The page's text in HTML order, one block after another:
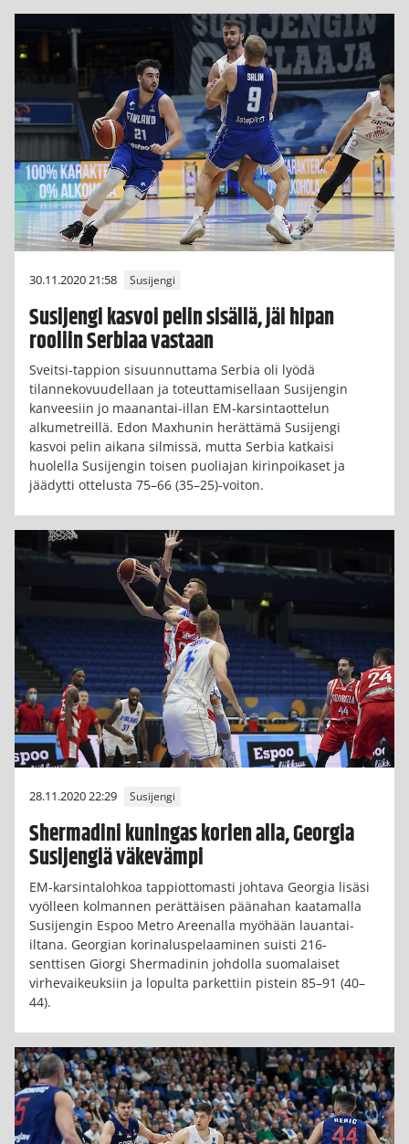
30.11.2020 21:58 Susijengi
Susijengi kasvoi pelin sisällä, jäi hipan
rooliin Serbiaa vastaan
Sveitsi-tappion sisuunnuttama Serbia oli lyödä
tilannekovuudellaan ja toteuttamisellaan Susijengin
kanveesiin jo maanantai-illan EM-karsintaottelun
alkumetreillä. Edon Maxhunin herättämä Susijengi
kasvoi pelin aikana silmissä, mutta Serbia katkaisi
huolella Susijengin toisen puoliajan kirinpoikaset ja
jäädytti ottelusta 75–66 (35–25)-voiton.
28.11.2020 22:29 Susijengi
Shermadini kuningas korien alla, Georgia
Susijengiä väkevämpi
EM-karsintalohkoa tappiottomasti johtava Georgia lisäsi
vyölleen kolmannen perättäisen päänahan kaatamalla
Susijengin Espoo Metro Areenalla myöhään lauantai-
iltana. Georgian korinaluspelaaminen suisti 216-
senttisen Giorgi Shermadinin johdolla suomalaiset
virhevaikeuksiin ja lopulta parkettiin pistein 85–91 (40–
44).